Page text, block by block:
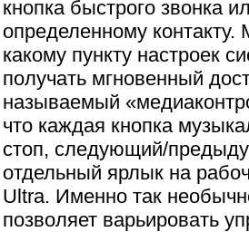
кнопка быстрого звонка
определенному контакту.
какому пункту настроек
получать мгновенный
называемый
что каждая кнопка
стоп, следующий/
отдельный ярлык на
Ultra. Именно так
позволяет варьировать